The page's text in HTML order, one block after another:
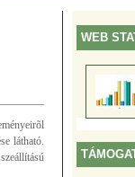
WEB
látható.